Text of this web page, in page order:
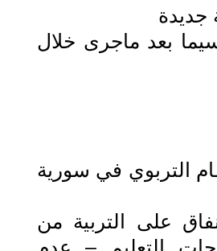
جديدة
بعد ماجرى خلال
التربوي في سورية
على التربية من